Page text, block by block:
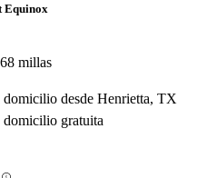
Equinox
millas
domicilio desde Henrietta, TX
domicilio gratuita